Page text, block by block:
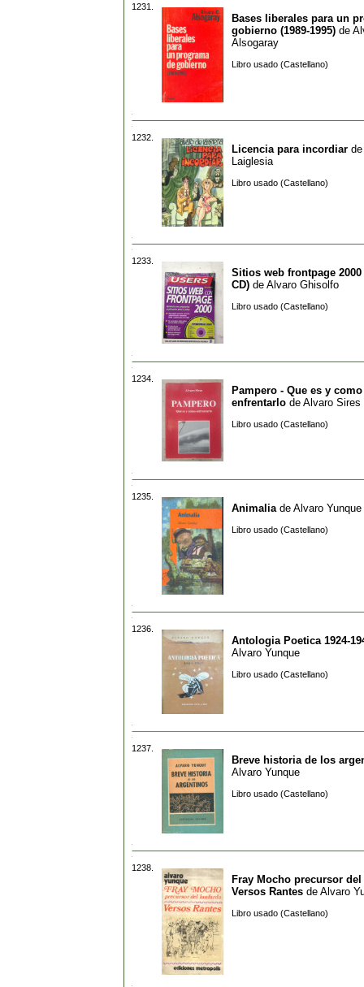
1231.
Bases liberales para un
gobierno (1989-1995) de
Alsogaray
Libro usado (Castellano)
1232.
Licencia para incordiar de
Laiglesia
Libro usado (Castellano)
1233.
Sitios web frontpage
CD) de Alvaro Ghisolfo
Libro usado (Castellano)
1234.
Pampero - Que es y como
enfrentarlo de Alvaro Sires
Libro usado (Castellano)
1235.
Animalia de Alvaro Yunque
Libro usado (Castellano)
1236.
Antologia Poetica 1924-
Alvaro Yunque
Libro usado (Castellano)
1237.
Breve historia de los
Alvaro Yunque
Libro usado (Castellano)
1238.
Fray Mocho precursor
Versos Rantes de Alvaro
Libro usado (Castellano)